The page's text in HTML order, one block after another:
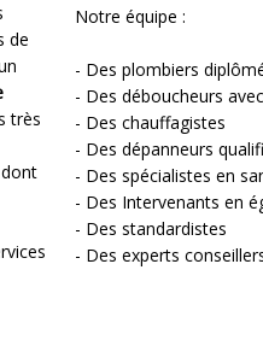
de
très
dont
Notre équipe :
- Des plombiers
- Des déboucheurs
- Des chauffagistes
- Des dépanneurs
- Des spécialistes en
- Des Intervenants en
- Des standardistes
- Des experts